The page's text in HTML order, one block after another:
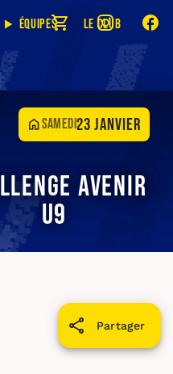
Équipes Le club
samedi23 janvier
Avenir
U9
Partager